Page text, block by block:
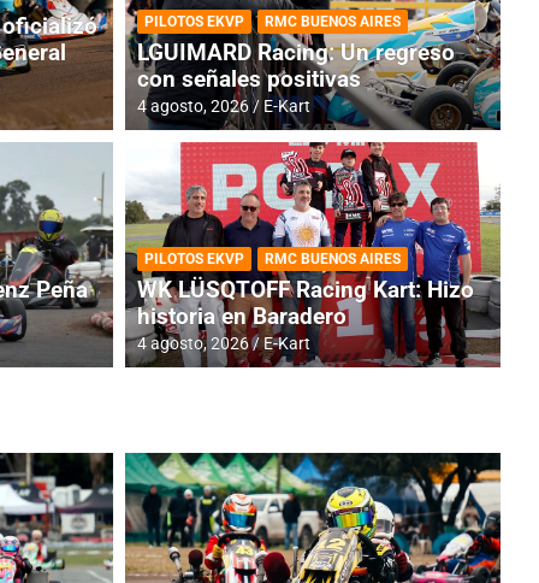
Horarios para la
oficializó
Peña
PILOTOS EKVP RMC BUENOS AIRES
LGUIMARD Racing: Un regreso
con señales positivas
4 agosto, 2026 E-Kart
PILOTOS EKVP RMC BUENOS AIRES
WK LÜSQTOFF Racing Kart: Hizo
historia en Baradero
4 agosto, 2026 E-Kart